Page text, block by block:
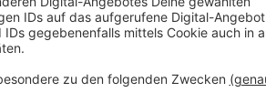
Umweltspur 1